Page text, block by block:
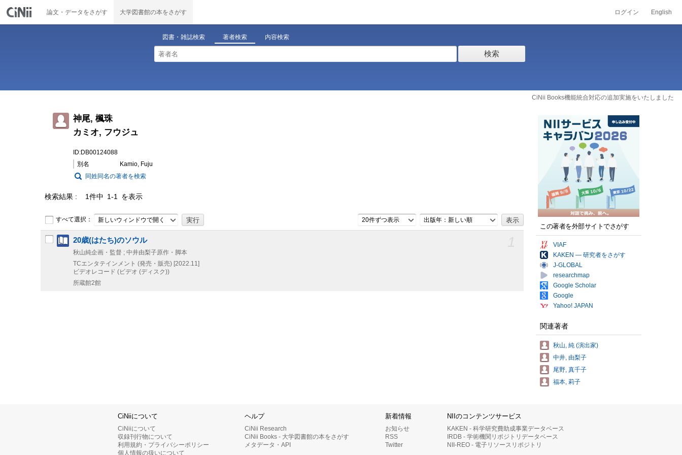
論文・データをさがす 大学図書館の本をさがす ログイン English
図書・雑誌検索 著者検索 内容検索
検索
CiNii Books機能統合対応の追加実施をいたしました
神尾, 楓珠
カミオ, フウジュ
ID:DB00124088
別名
Kamio, Fuju
同姓同名の著者を検索
検索結果 1件中 1-1 を表示
すべて選択： 新しいウィンドウで開く 20件ずつ表示 出版年：新しい順
20歳(はたち)のソウル
秋山純企画・監督 ; 中井由梨子原作・脚本
TCエンタテインメント (発売・販売) [2022.11]
ビデオレコード (ビデオ (ディスク))
所蔵館2館
この著者を外部サイトでさがす
VIAF
KAKEN — 研究者をさがす
J-GLOBAL
researchmap
Google Scholar
Google
Yahoo! JAPAN
関連著者
秋山, 純 (演出家)
中井, 由梨子
尾野, 真千子
福本, 莉子
CiNiiについて
CiNiiについて
収録刊行物について
利用規約・プライバシーポリシー
個人情報の扱いについて
ヘルプ
CiNii Research
CiNii Books - 大学図書館の本をさがす
メタデータ・API
新着情報
お知らせ
RSS
Twitter
NIIのコンテンツサービス
KAKEN - 科学研究費助成事業データベース
IRDB - 学術機関リポジトリデータベース
NII-REO - 電子リソースリポジトリ